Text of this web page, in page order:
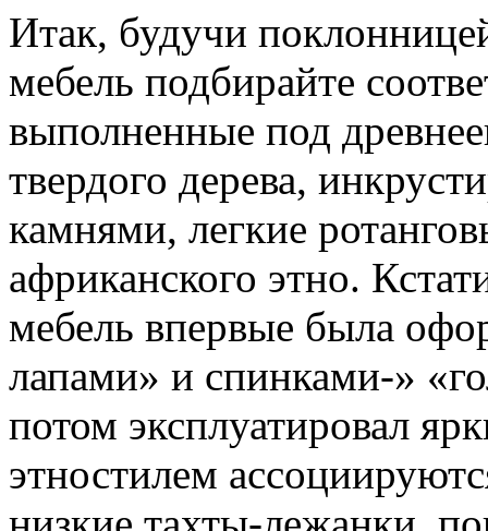
Итак, будучи
мебель подбирайте
выполненные под
твердого дерева,
камнями, легкие
африканского этно.
мебель впервые была
лапами» и спинками-»
потом эксплуатировал
этностилем